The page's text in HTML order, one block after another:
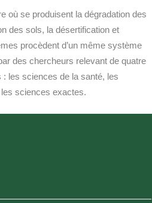
où se produisent la dégradation des
des sols, la désertification et
procèdent d’un même système
des chercheurs relevant de quatre
les sciences de la santé, les
sciences exactes.